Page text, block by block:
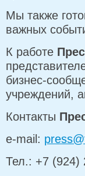
Мы также
важных
К работе
бизнес-
учреждений,
Контакты
e-mail:
Тел.: +7